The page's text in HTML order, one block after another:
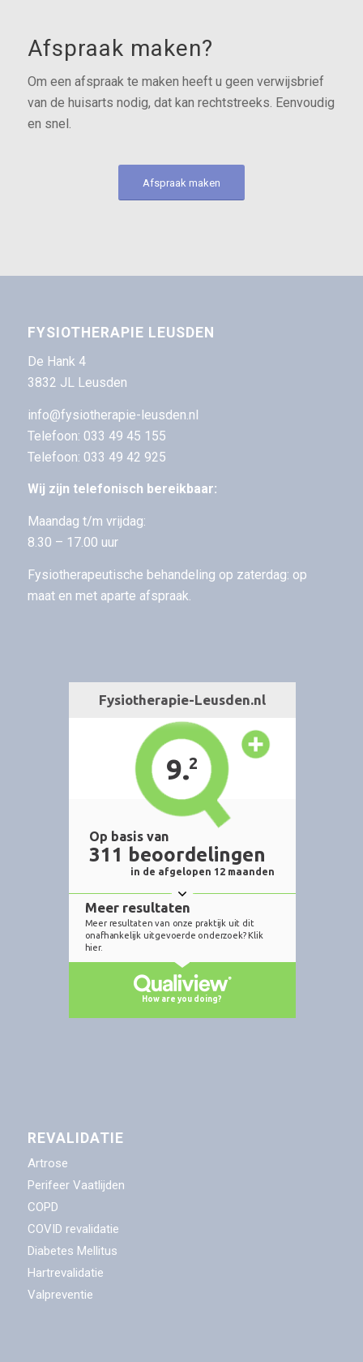
Afspraak maken?
Om een afspraak te maken heeft u geen verwijsbrief
van de huisarts nodig, dat kan rechtstreeks. Eenvoudig
en snel.
Afspraak maken
FYSIOTHERAPIE LEUSDEN
De Hank 4
3832 JL Leusden
info@fysiotherapie-leusden.nl
Telefoon: 033 49 45 155
Telefoon: 033 49 42 925
Wij zijn telefonisch bereikbaar:
Maandag t/m vrijdag:
8.30 – 17.00 uur
Fysiotherapeutische behandeling op zaterdag: op
maat en met aparte afspraak.
REVALIDATIE
Artrose
Perifeer Vaatlijden
COPD
COVID revalidatie
Diabetes Mellitus
Hartrevalidatie
Valpreventie